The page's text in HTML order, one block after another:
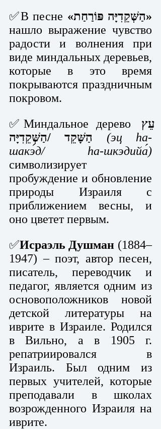
✅В песне
«הַשְּׁקֵדִיָּה פּוֹרַחַת»
нашло выражение чувство
радости и волнения при
виде миндальных деревьев,
которые в это время
покрываются праздничным
покровом.
✅Миндальное дерево
הַשָּׁקֵד /הַשְּׁקֵדִיָּה
(эц hа-
шакэ́д/ hа-шкэдийа́)
символизирует
пробуждение и обновление
природы Израиля с
приближением весны, и
оно цветет первым.
✅Исраэль Душман (1884–
1947) – поэт, автор песен,
писатель, переводчик и
педагог, является одним из
основоположников новой
детской литературы на
иврите в Израиле. Родился
в Вильно, а в 1905 г.
репатриировался в
Израиль. Был одним из
первых учителей, которые
преподавали в школах
возрожденного Израиля на
иврите.